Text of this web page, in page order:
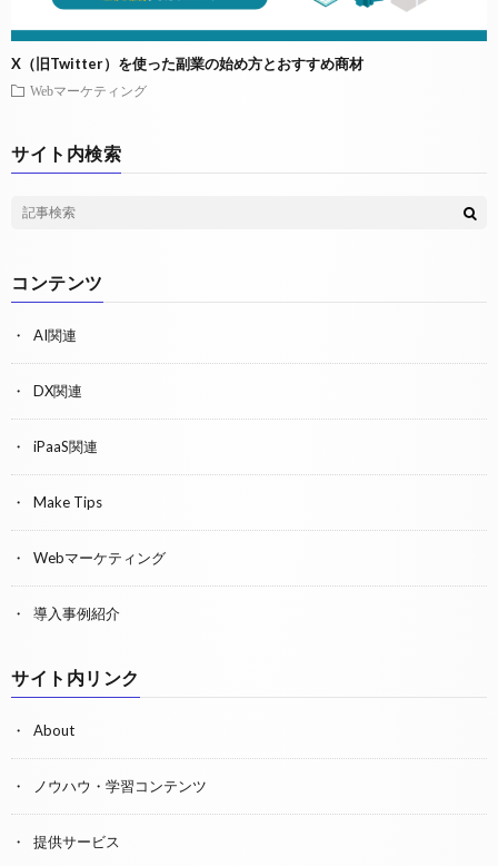
X（旧Twitter）を使った副業の始め方とおすすめ商材
Webマーケティング
サイト内検索
コンテンツ
AI関連
DX関連
iPaaS関連
Make Tips
Webマーケティング
導入事例紹介
サイト内リンク
About
ノウハウ・学習コンテンツ
提供サービス